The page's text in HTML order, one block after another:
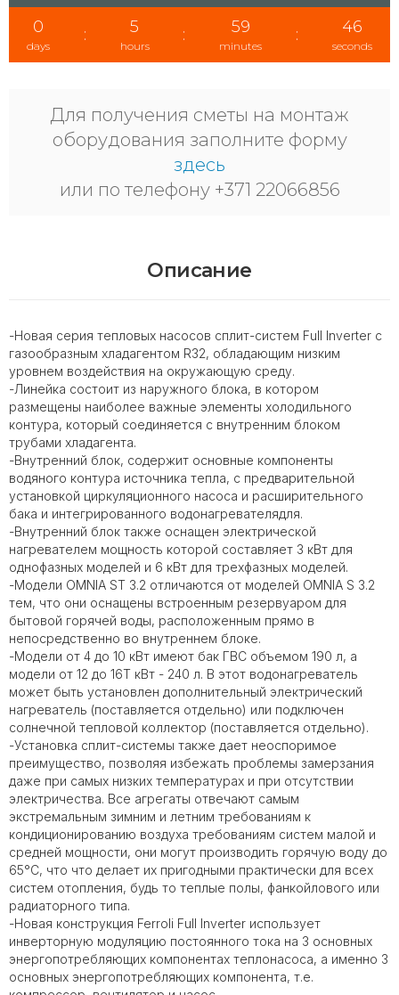
0
days
: 5
hours
: 59
minutes
: 46
seconds
Для получения сметы на монтаж
оборудования заполните форму
здесь
или по телефону +371 22066856
Описание
-Новая серия тепловых насосов сплит-систем Full Inverter с
газообразным хладагентом R32, обладающим низким
уровнем воздействия на окружающую среду.
-Линейка состоит из наружного блока, в котором
размещены наиболее важные элементы холодильного
контура, который соединяется с внутренним блоком
трубами хладагента.
-Внутренний блок, содержит основные компоненты
водяного контура источника тепла, с предварительной
установкой циркуляционного насоса и расширительного
бака и интегрированного водонагревателядля.
-Внутренний блок также оснащен электрической
нагревателем мощность которой составляет 3 кВт для
однофазных моделей и 6 кВт для трехфазных моделей.
-Модели OMNIA ST 3.2 отличаются от моделей OMNIA S 3.2
тем, что они оснащены встроенным резервуаром для
бытовой горячей воды, расположенным прямо в
непосредственно во внутреннем блоке.
-Модели от 4 до 10 кВт имеют бак ГВС объемом 190 л, а
модели от 12 до 16T кВт - 240 л. В этот водонагреватель
может быть установлен дополнительный электрический
нагреватель (поставляется отдельно) или подключен
солнечной тепловой коллектор (поставляется отдельно).
-Установка сплит-системы также дает неоспоримое
преимущество, позволяя избежать проблемы замерзания
даже при самых низких температурах и при отсутствии
электричества. Все агрегаты отвечают самым
экстремальным зимним и летним требованиям к
кондиционированию воздуха требованиям систем малой и
средней мощности, они могут производить горячую воду до
65°C, что что делает их пригодными практически для всех
систем отопления, будь то теплые полы, фанкойлового или
радиаторного типа.
-Новая конструкция Ferroli Full Inverter использует
инверторную модуляцию постоянного тока на 3 основных
энергопотребляющих компонентах теплонасоса, а именно 3
основных энергопотребляющих компонента, т.е.